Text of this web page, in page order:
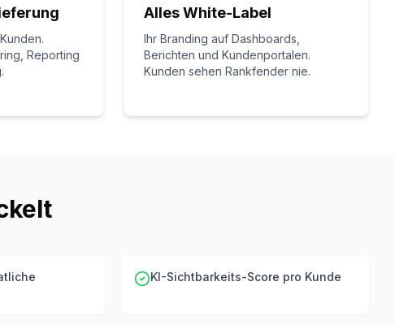
Reporting
Alles White-Label
Ihr Branding auf Dashboards,
Berichten und Kundenportalen.
Kunden sehen Rankfender nie.
KI-Sichtbarkeits-Score pro Kunde